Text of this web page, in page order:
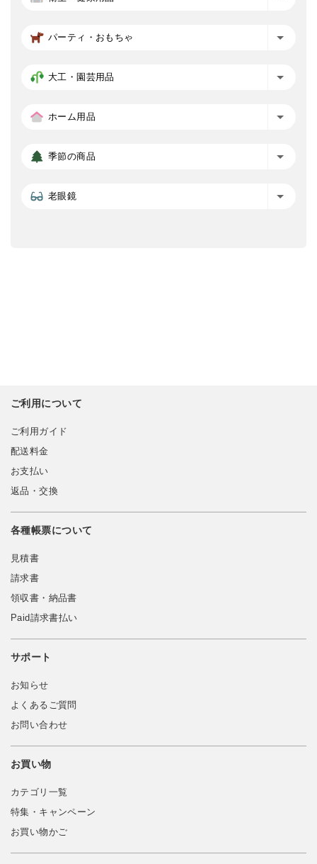
パーティ・おもちゃ
大工・園芸用品
ホーム用品
季節の商品
老眼鏡
ご利用について
ご利用ガイド
配送料金
お支払い
返品・交換
各種帳票について
見積書
請求書
領収書・納品書
Paid請求書払い
サポート
お知らせ
よくあるご質問
お問い合わせ
お買い物
カテゴリ一覧
特集・キャンペーン
お買い物かご